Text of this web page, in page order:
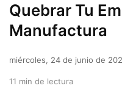
Quebrar Tu
Manufactura
miércoles, 24 de junio de
11 min de lectura